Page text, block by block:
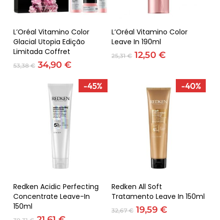
Adicionar
L’Oréal Vitamino Color
Glacial Utopia Edição
Limitada Coffret
53,38€ O
original
era:
53,38 €.
34,90 €O
atual
é:
34,90 €.
Adicionar
L’Oréal Vitamino Color
Leave In 190ml
25,31€ O
25,31 €.
12,50€O
12,50 €.
-45%
Adicionar
Redken Acidic Perfecting
Concentrate Leave-In
150ml
-40%
Adicionar
Redken All Soft
Tratamento Leave In 150ml
32,67€ O
19,59€O